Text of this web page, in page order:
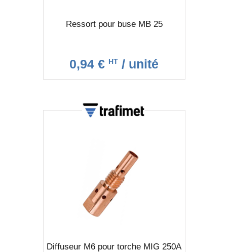
Ressort pour buse MB 25
0,94 € HT / unité
Diffuseur M6 pour torche MIG 250A